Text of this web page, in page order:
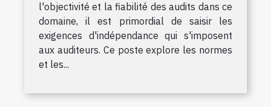
l'objectivité et la fiabilité des audits dans ce
domaine, il est primordial de saisir les
exigences d'indépendance qui s'imposent
aux auditeurs. Ce poste explore les normes
et les...